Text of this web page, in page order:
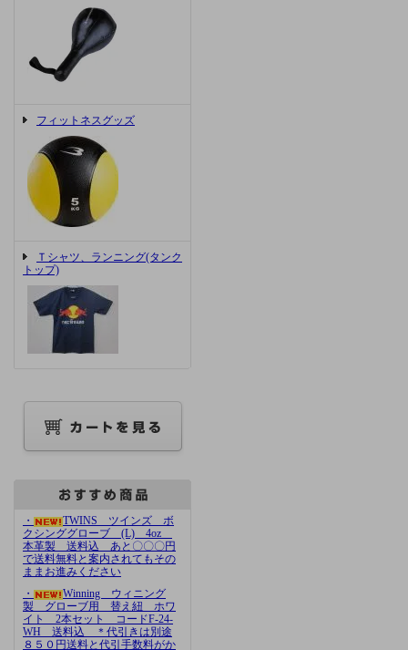
フィットネスグッズ
Ｔシャツ、ランニング(タンク
トップ)
・
TWINS ツインズ ボ
クシンググローブ (L) 4oz
本革製 送料込 あと〇〇〇円
で送料無料と案内されてもその
ままお進みください
・
Winning ウィニング
製 グローブ用 替え紐 ホワ
イト 2本セット コードF-24-
WH 送料込 ＊代引きは別途
８５０円送料と代引手数料がか